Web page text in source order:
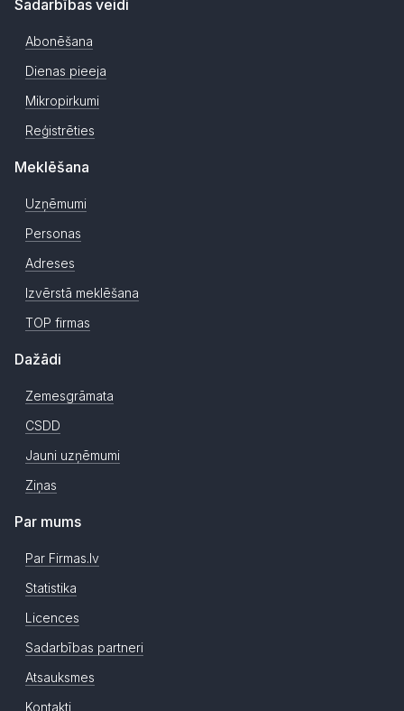
Sadarbības veidi
Abonēšana
Dienas pieeja
Mikropirkumi
Reģistrēties
Meklēšana
Uzņēmumi
Personas
Adreses
Izvērstā meklēšana
TOP firmas
Dažādi
Zemesgrāmata
CSDD
Jauni uzņēmumi
Ziņas
Par mums
Par Firmas.lv
Statistika
Licences
Sadarbības partneri
Atsauksmes
Kontakti